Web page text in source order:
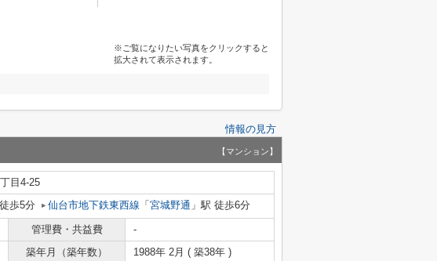
※ご覧になりたい写真をクリックすると
拡大されて表示されます。
情報の見方
【マンション】
目4-25
歩5分 仙台市地下鉄東西線 「 宮城野通 」駅 徒歩6分
管理費・共益費
-
築年月（築年数） 1988年 2月 ( 築38年 )